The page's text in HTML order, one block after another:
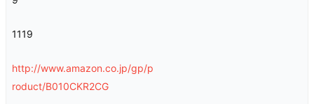
1119
http://www.amazon.co.jp/gp/p
roduct/B010CKR2CG